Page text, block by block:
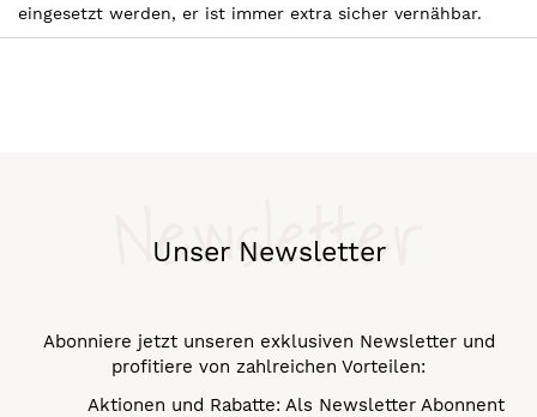
eingesetzt werden, er ist immer extra sicher vernähbar.
Unser Newsletter
Newsletter
Abonniere jetzt unseren exklusiven Newsletter und
profitiere von zahlreichen Vorteilen:
Aktionen und Rabatte: Als Newsletter Abonnent